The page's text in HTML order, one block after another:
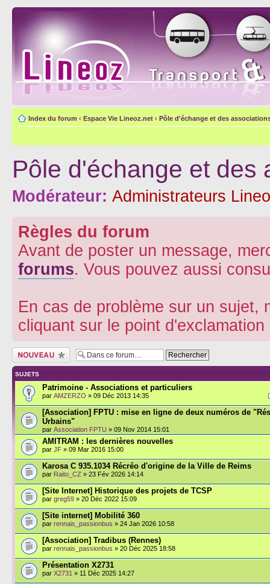
Index du forum ‹ Espace Vie Lineoz.net ‹ Pôle d'échange et des
Pôle d'échange et des
Modérateur: Administrateurs
Règles du forum
Avant de poster un message,
forums. Vous pouvez aussi
En cas de problème sur un sujet,
cliquant sur le point
Écrire un nouveau
sujet
SUJETS
Patrimoine - Associations et particuliers
par AMZERZO » 09 Déc 2013 14:35
[Association] FPTU : mise en ligne de deux numéros de
Urbains"
par Association FPTU » 09 Nov 2014 15:01
AMITRAM : les dernières nouvelles
par JF » 09 Mar 2016 15:00
Karosa C 935.1034 Récréo d'origine de la Ville de Reims
par Raito_CZ » 23 Fév 2026 14:14
[Site Internet] Historique des projets de TCSP
par greg59 » 20 Déc 2022 15:09
[Site internet] Mobilité 360
par rennais_passionbus » 24 Jan 2026 10:58
[Association] Tradibus (Rennes)
par rennais_passionbus » 20 Déc 2025 18:58
Présentation X2731
par X2731 » 11 Déc 2025 14:27